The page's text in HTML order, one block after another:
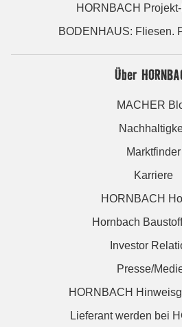
HORNBACH
BODENHAUS: Fliesen.
Über
MACHER
Marktfinder
Karriere
HORNBACH
Hornbach
Investor
Presse/
HORNBACH
Lieferant werden bei